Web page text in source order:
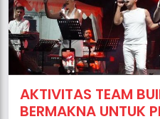
AKTIVITAS TEAM
BERMAKNA UNTUK